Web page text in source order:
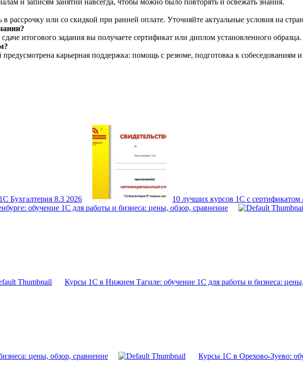
рассрочку или со скидкой при ранней оплате. Уточняйте актуальные условия на
итогового задания вы получаете сертификат или диплом установленного образца.
карьерная поддержка: помощь с резюме, подготовка к собеседованиям
Бухгалтерия 8.3 2026
10 лучших курсов 1С с
обучение 1С для работы и бизнеса: цены, обзор, сравнение
Курсы 1С в Нижнем Тагиле: обучение 1С для работы и бизнеса:
цены, обзор, сравнение Курсы 1С в Орехово-Зуево: